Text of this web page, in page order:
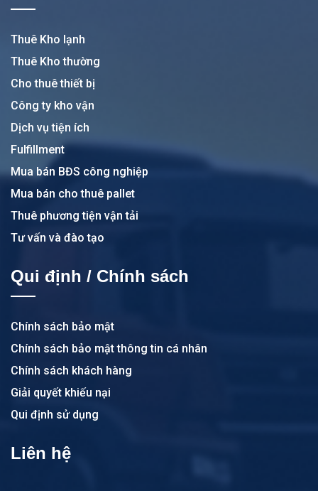
Thuê Kho lạnh
Thuê Kho thường
Cho thuê thiết bị
Công ty kho vận
Dịch vụ tiện ích
Fulfillment
Mua bán BĐS công nghiệp
Mua bán cho thuê pallet
Thuê phương tiện vận tải
Tư vấn và đào tạo
Qui định / Chính sách
Chính sách bảo mật
Chính sách bảo mật thông tin cá nhân
Chính sách khách hàng
Giải quyết khiếu nại
Qui định sử dụng
Liên hệ